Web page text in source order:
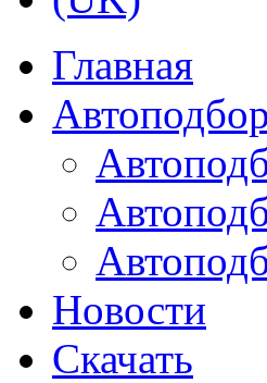
Главная
Автоподбор
Новости
Скачать